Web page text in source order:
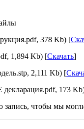
378 Kb) [
1,894 Kb) [Скачать]
2,111 Kb) [
декларация.pdf, 173
запись, чтобы мы